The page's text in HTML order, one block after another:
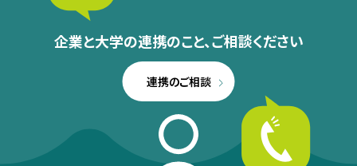
企業と大学の連携のこと、ご相談ください
連携のご相談